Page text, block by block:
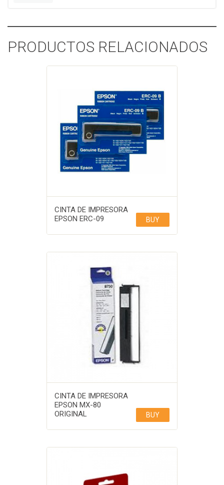
PRODUCTOS RELACIONADOS
CINTA DE IMPRESORA
EPSON ERC-09
BUY
CINTA DE IMPRESORA
EPSON MX-80
ORIGINAL
BUY